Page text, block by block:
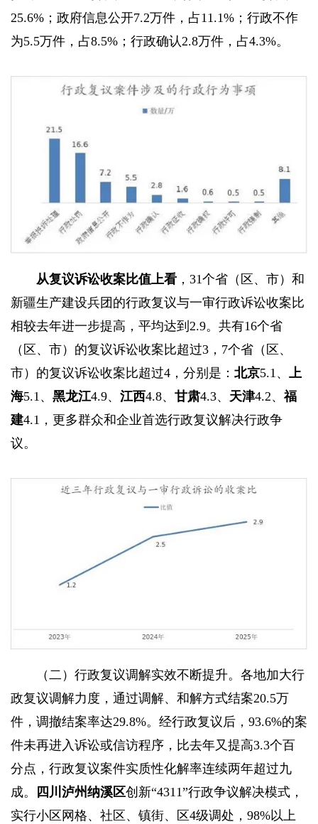
25.6%；政府信息公开7.2万件，占11.1%；行政不作
为5.5万件，占8.5%；行政确认2.8万件，占4.3%。
从复议诉讼收案比值上看 ，31个省（区、市）和
新疆生产建设兵团的行政复议与一审行政诉讼收案比
相较去年进一步提高，平均达到2.9。共有16个省
（区、市）的复议诉讼收案比超过3，7个省（区、
市）的复议诉讼收案比超过4，分别是： 北京5.1、 上
海5.1、 黑龙江4.9、 江西4.8、 甘肃4.3、 天津4.2、 福
建4.1，更多群众和企业首选行政复议解决行政争
议。
（二）行政复议调解实效不断提升。 各地加大行
政复议调解力度，通过调解、和解方式结案20.5万
件，调撤结案率达29.8%。经行政复议后，93.6%的案
件未再进入诉讼或信访程序，比去年又提高3.3个百
分点，行政复议案件实质性化解率连续两年超过九
成。
四川泸州纳溪区创新“4311”行政争议解决模式，
实行小区网格、社区、镇街、区4级调处，98%以上